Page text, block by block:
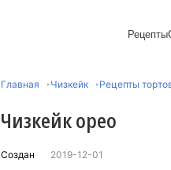
Рецепты
Главная Чизкейк Рецепты
Чизкейк орео
Создан 2019-12-01